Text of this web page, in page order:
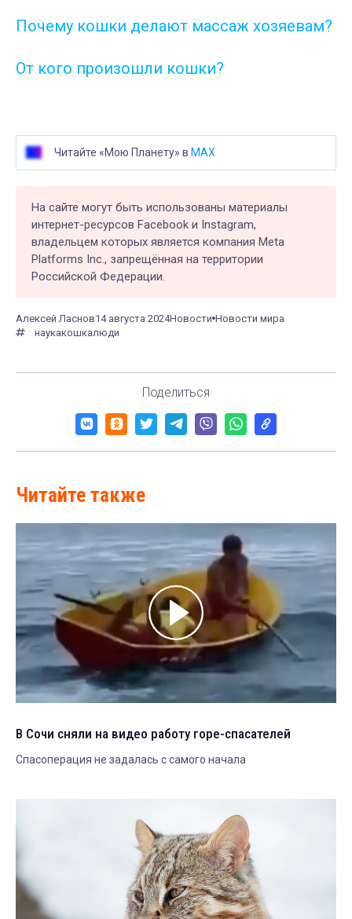
Почему кошки делают массаж хозяевам?
От кого произошли кошки?
Читайте «Мою Планету» в MAX
На сайте могут быть использованы материалы
интернет-ресурсов Facebook и Instagram,
владельцем которых является компания Meta
Platforms Inc., запрещённая на территории
Российской Федерации.
Алексей Ласнов14 августа 2024Новости Новости мира
наукакошкалюди
Поделиться
Читайте также
В Сочи сняли на видео работу горе-спасателей
Спасоперация не задалась с самого начала